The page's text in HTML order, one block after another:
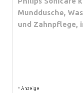
Munddusche,
und Zahnpflege,
* Anzeige